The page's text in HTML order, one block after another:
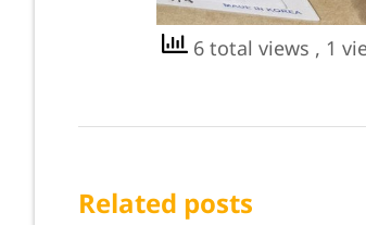
6 total views , 1
Related posts